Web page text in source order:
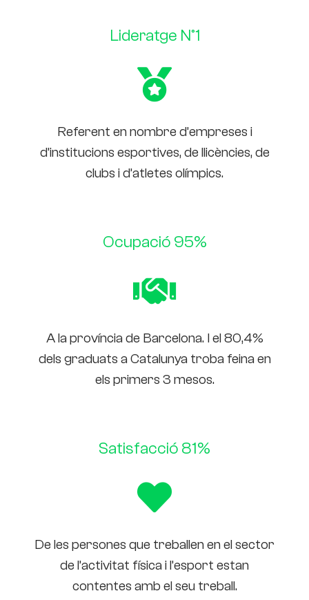
Lideratge Nº1
Referent en nombre d’empreses i
d’institucions esportives, de llicències, de
clubs i d’atletes olímpics.
Ocupació 95%
A la província de Barcelona. I el 80,4%
dels graduats a Catalunya troba feina en
els primers 3 mesos.
Satisfacció 81%
De les persones que treballen en el sector
de l’activitat física i l’esport estan
contentes amb el seu treball.